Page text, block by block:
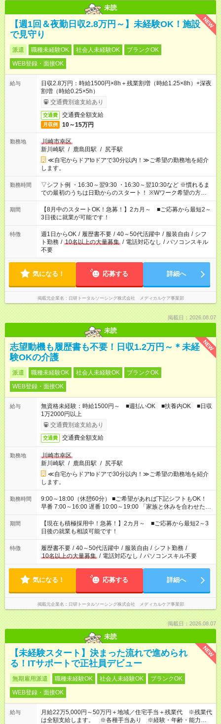
未読
NEW
【週1回＆夜勤日収2.8万円～】未経験OK！施設
で見守り
派遣 職種未経験OK 社会人未経験OK
ブランクOK
WEB登録・面接OK
給与
日収2.8万円：時給1500円×8h＋残業割増（時給1.25×8h）+深夜
割増（時給0.25×5h）
交通費別途支給あり
交通費 交通費全額支給
月収例 10～15万円
勤務地
川崎市幸区
新川崎駅 / 鹿島田駅 / 尻手駅
≪自宅からドアtoドアで30分以内！≫ご希望の勤務地を紹介
します。
勤務時間
▽シフト例 ・16:30～翌9:30 ・16:30～翌10:30など ※慣れるま
での最初のうちは日勤からのスタート！ ※Wワーク希望の方へ
今ご覧のお仕事で希望する勤務時間と、もう1つのお仕事の勤務
時間。 合計で週40時間を超える場合は応募できません。
期間
【8月中のスタートOK！急募！】2カ月～ ■ご応募から最短2～
3日後に就業が可能です！
特徴 週1日からOK / 履歴書不要 / 40～50代活躍中 / 服装自由 / シフ
ト勤務 / 10名以上の大量募集 / 電話対応なし / パソコンスキル
不要
気になる！ 応募する 詳細へ
掲載元企業名 日研トータルソーシング株式会社 メディカルケア事業部
掲載日：2026.08.07
未読
NEW
志望動機も履歴書も不要！日収1.2万円～＊未経
験OKの介護
派遣 職種未経験OK 社会人未経験OK
ブランクOK
WEB登録・面接OK
給与
無資格未経験：時給1500円～ ■週払いOK ■扶養内OK ■日収
1万2000円以上
交通費別途支給あり
交通費 交通費全額支給
勤務地
川崎市幸区
新川崎駅 / 鹿島田駅 / 尻手駅
≪自宅からドアtoドアで30分以内！≫ご希望の勤務地を紹介
します。
勤務時間
9:00～18:00（休憩60分） ■ご希望があれば下記シフトもOK！
早番 7:00～16:00 遅番 10:00～19:00 「家族と休みを合わせた
い」 「余裕を持って夕飯の準備がしたい」 「できれば残業はし
たくない」 など、ご希望を教えてくださいね。 ※Wワーク希望
の方へ 今ご覧のお仕事で希望する勤務時間と、もう1つのお仕事
の勤務時間。 合計で週40時間を超える場合は応募できません。
期間
【現在も積極採用中！急募！】2カ月～ ■ご応募から最短2～3
日後の就業も相談可能です！
特徴 履歴書不要 / 40～50代活躍中 / 服装自由 / シフト勤務 /
10名以上の大量募集 / 電話対応なし / パソコンスキル不要
気になる！ 応募する 詳細へ
掲載元企業名 日研トータルソーシング株式会社 メディカルケア事業部
掲載日：2026.08.07
未読
NEW
【未経験スタート】決まった流れで進められ
る！ITサポートで正社員デビュー
無期雇用派遣 職種未経験OK 社会人未経験OK
ブランクOK
WEB登録・面接OK
給与
月給22万5,000円～50万円＋地域／住宅手当＋残業代 ※残業代
は全額支給します。 ※各種手当あり ※経験・年齢・能力等を